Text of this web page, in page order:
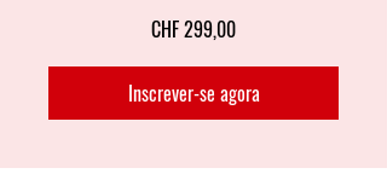
CHF 299,00
Inscrever-se agora